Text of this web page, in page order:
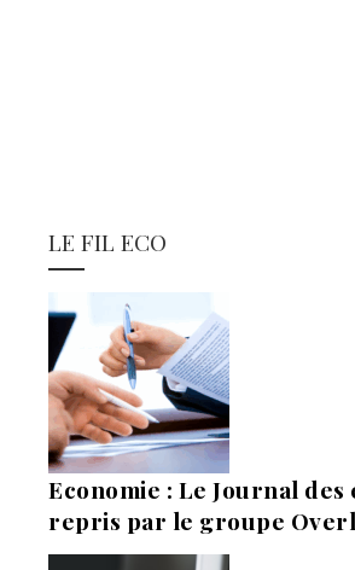
LE FIL ECO
Economie : Le Journal
repris par le groupe